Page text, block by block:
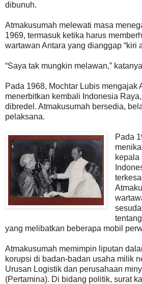
dibunuh.
Atmakusumah melewati masa
1969, termasuk ketika harus
wartawan Antara yang dianggap “kiri
“Saya tak mungkin melawan,”
Pada 1968, Mochtar Lubis mengajak
menerbitkan kembali Indonesia
dibredel. Atmakusumah bersedia,
pelaksana.
Pada
kepala
yang melibatkan beberapa mobil
Atmakusumah memimpin liputan
korupsi di badan-badan usaha milik
Urusan Logistik dan perusahaan
(Pertamina). Di bidang politik, surat